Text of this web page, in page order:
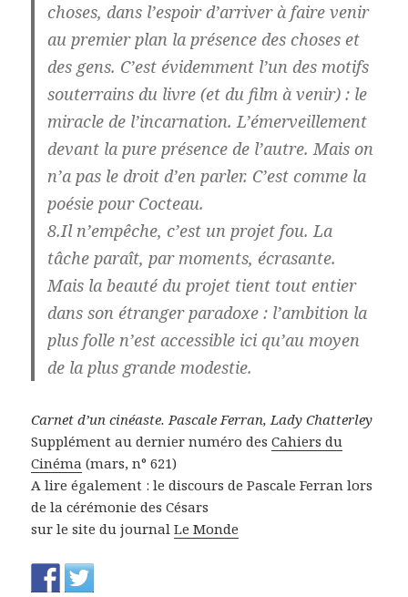
choses, dans l’espoir d’arriver à faire venir
au premier plan la présence des choses et
des gens. C’est évidemment l’un des motifs
souterrains du livre (et du film à venir) : le
miracle de l’incarnation. L’émerveillement
devant la pure présence de l’autre. Mais on
n’a pas le droit d’en parler. C’est comme la
poésie pour Cocteau.
8.Il n’empêche, c’est un projet fou. La
tâche paraît, par moments, écrasante.
Mais la beauté du projet tient tout entier
dans son étranger paradoxe : l’ambition la
plus folle n’est accessible ici qu’au moyen
de la plus grande modestie.
Carnet d’un cinéaste. Pascale Ferran, Lady Chatterley
Supplément au dernier numéro desCahiers du
Cinéma (mars, n° 621)
A lire également : le discours de Pascale Ferran lors
de la cérémonie des Césars
sur le site du journalLe Monde